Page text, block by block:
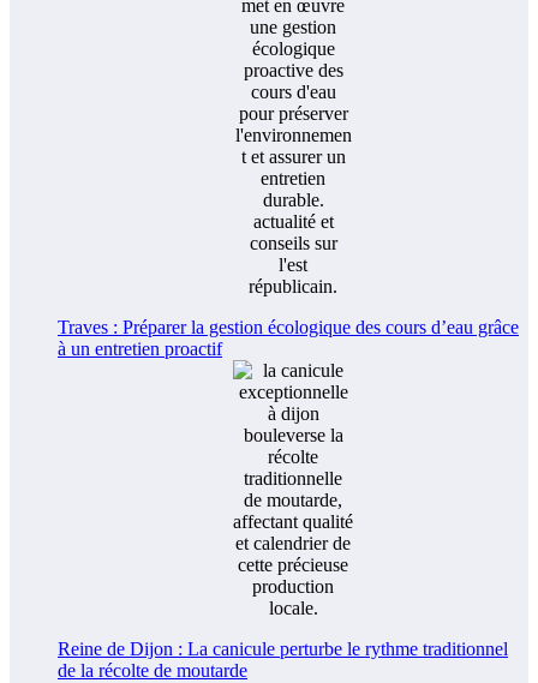
Traves : Préparer la gestion écologique des cours d’eau grâce
à un entretien proactif
Reine de Dijon : La canicule perturbe le rythme traditionnel
de la récolte de moutarde